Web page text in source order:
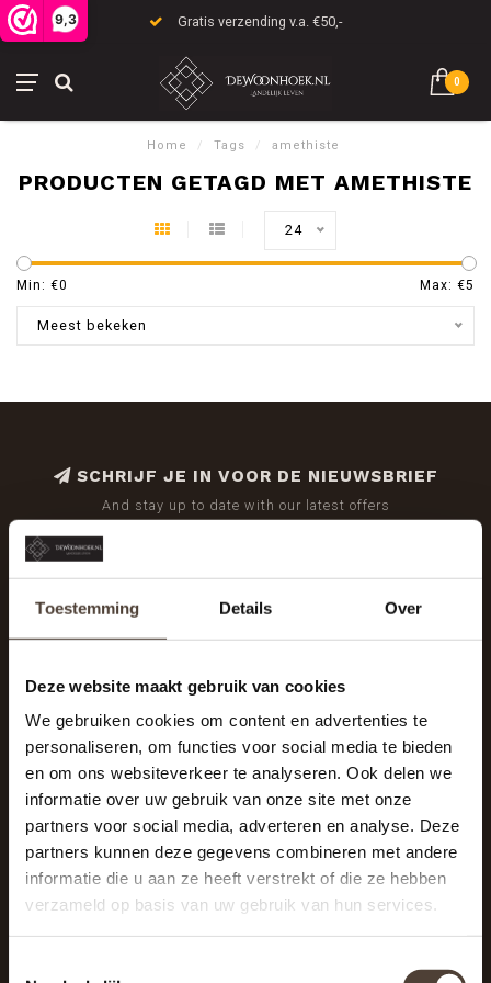
Toestemming Details Over
Deze website maakt gebruik van cookies
We gebruiken cookies om content en advertenties te
personaliseren, om functies voor social media te bieden
en om ons websiteverkeer te analyseren. Ook delen we
informatie over uw gebruik van onze site met onze
partners voor social media, adverteren en analyse. Deze
partners kunnen deze gegevens combineren met andere
informatie die u aan ze heeft verstrekt of die ze hebben
verzameld op basis van uw gebruik van hun services.
9,3 Gratis verzending v.a. €50,-
0
Home / Tags / amethiste
PRODUCTEN GETAGD MET AMETHISTE
24
Min: €0 Max: €5
Meest bekeken
SCHRIJF JE IN VOOR DE NIEUWSBRIEF
And stay up to date with our latest offers
De Woonhoek - Landelijk leven